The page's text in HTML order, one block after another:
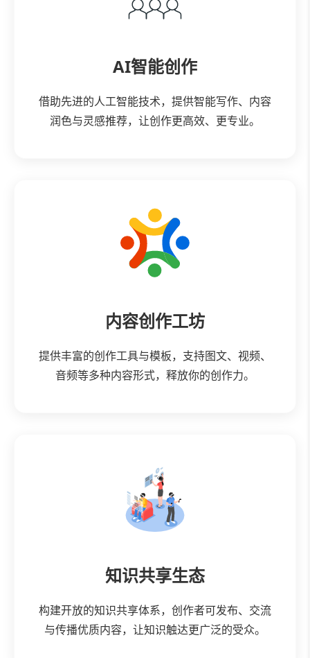
AI智能创作
借助先进的人工智能技术，提供智能写作、内容
润色与灵感推荐，让创作更高效、更专业。
内容创作工坊
提供丰富的创作工具与模板，支持图文、视频、
音频等多种内容形式，释放你的创作力。
知识共享生态
构建开放的知识共享体系，创作者可发布、交流
与传播优质内容，让知识触达更广泛的受众。